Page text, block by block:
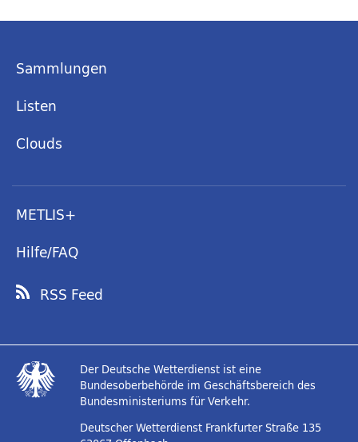
Sammlungen
Listen
Clouds
METLIS+
Hilfe/FAQ
RSS Feed
Der Deutsche Wetterdienst ist eine
Bundesoberbehörde im Geschäftsbereich des
Bundesministeriums für Verkehr.
Deutscher Wetterdienst Frankfurter Straße 135